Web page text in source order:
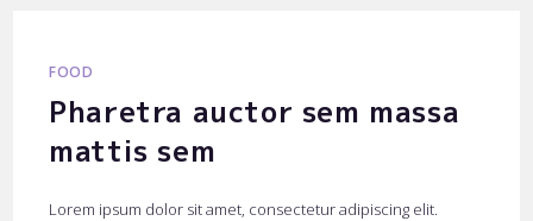
FOOD
Pharetra auctor sem massa
mattis sem
Lorem ipsum dolor sit amet, consectetur adipiscing elit.